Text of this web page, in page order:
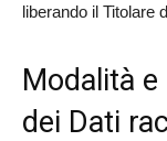
liberando il Titolare
Modalità
dei Dati